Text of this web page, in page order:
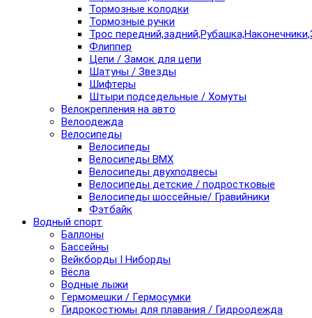
Тормозные колодки
Тормозные ручки
Трос
Флиппер
Цепи / Замок для цепи
Шатуны / Звезды
Шифтеры
Штыри подседельные / Хомуты
Велокрепления на авто
Велоодежда
Велосипеды
Велосипеды
Велосипеды BMX
Велосипеды двухподвесы
Велосипеды детские / подростковые
Велосипеды шоссейные/ Гравийники
Фэтбайк
Водный спорт
Баллоны
Бассейны
Вейкборды I Ниборды
Вёсла
Водные лыжи
Гермомешки / Гермосумки
Гидрокостюмы для плавания / Гидроодежда